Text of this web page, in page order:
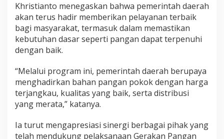
Khristianto menegaskan bahwa pemerintah daerah
akan terus hadir memberikan pelayanan terbaik
bagi masyarakat, termasuk dalam memastikan
kebutuhan dasar seperti pangan dapat terpenuhi
dengan baik.
“Melalui program ini, pemerintah daerah berupaya
menghadirkan bahan pangan pokok dengan harga
terjangkau, kualitas yang baik, serta distribusi
yang merata,” katanya.
Ia turut mengapresiasi sinergi berbagai pihak yang
telah mendukung pelaksanaan Gerakan Pangan